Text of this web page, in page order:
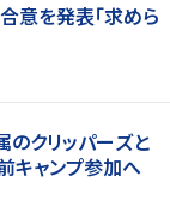
意を発表「求めら
のクリッパーズと
キャンプ参加へ